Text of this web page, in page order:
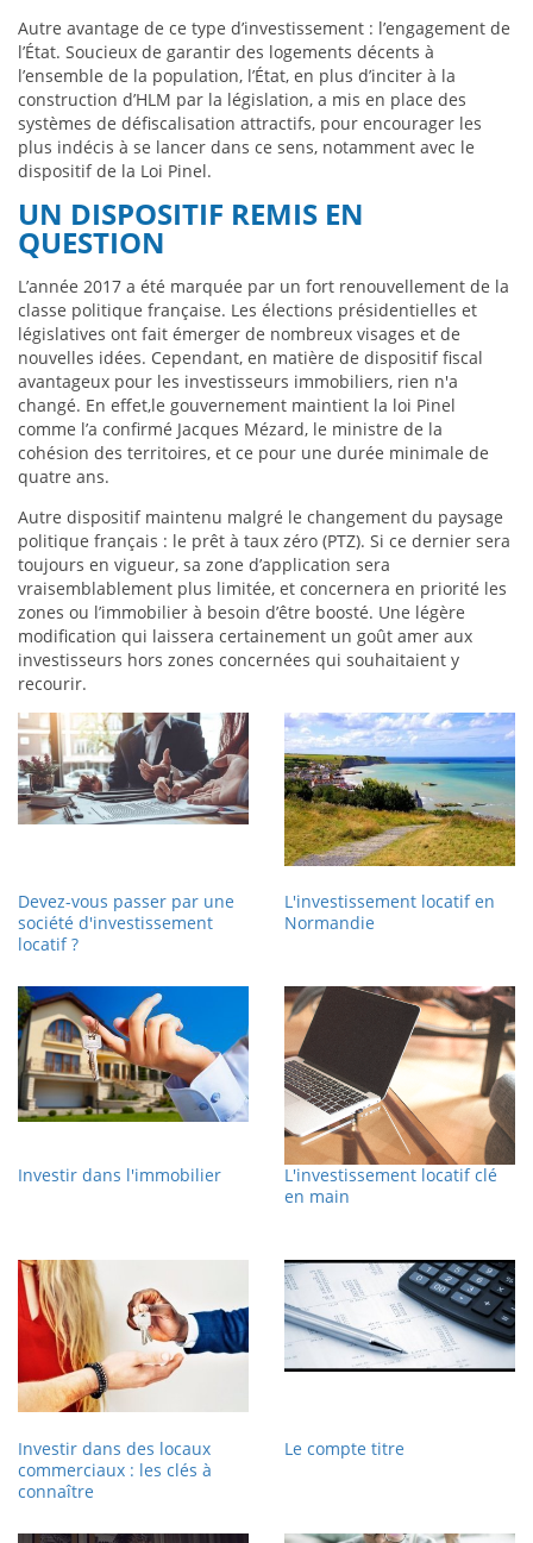
Autre avantage de ce type d’investissement : l’engagement de
l’État. Soucieux de garantir des logements décents à
l’ensemble de la population, l’État, en plus d’inciter à la
construction d’HLM par la législation, a mis en place des
systèmes de défiscalisation attractifs, pour encourager les
plus indécis à se lancer dans ce sens, notamment avec le
dispositif de la Loi Pinel.
UN DISPOSITIF REMIS EN
QUESTION
L’année 2017 a été marquée par un fort renouvellement de la
classe politique française. Les élections présidentielles et
législatives ont fait émerger de nombreux visages et de
nouvelles idées. Cependant, en matière de dispositif fiscal
avantageux pour les investisseurs immobiliers, rien n'a
changé. En effet,le gouvernement maintient la loi Pinel
comme l’a confirmé Jacques Mézard, le ministre de la
cohésion des territoires, et ce pour une durée minimale de
quatre ans.
Autre dispositif maintenu malgré le changement du paysage
politique français : le prêt à taux zéro (PTZ). Si ce dernier sera
toujours en vigueur, sa zone d’application sera
vraisemblablement plus limitée, et concernera en priorité les
zones ou l’immobilier à besoin d’être boosté. Une légère
modification qui laissera certainement un goût amer aux
investisseurs hors zones concernées qui souhaitaient y
recourir.
Devez-vous passer par une
société d'investissement
locatif ?
L'investissement locatif en
Normandie
Investir dans l'immobilier
L'investissement locatif clé
en main
Investir dans des locaux
commerciaux : les clés à
connaître
Le compte titre